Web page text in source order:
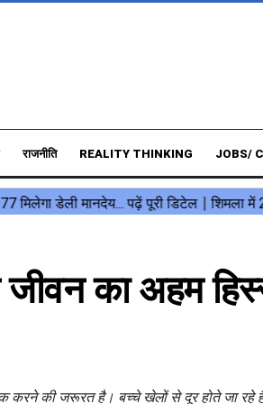
राजनीति REALITY THINKING JOBS/
का अहम
की जरूरत है। बच्चे खेलों से दूर होते जा रहे